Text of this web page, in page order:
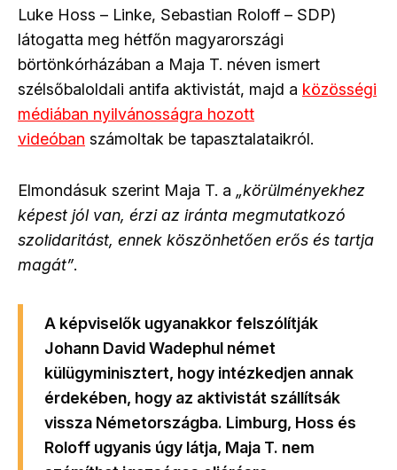
Luke Hoss – Linke, Sebastian Roloff – SDP)
látogatta meg hétfőn magyarországi
börtönkórházában a Maja T. néven ismert
szélsőbaloldali antifa aktivistát, majd a közösségi
médiában nyilvánosságra hozott
videóban számoltak be tapasztalataikról.
Elmondásuk szerint Maja T. a „körülményekhez
képest jól van, érzi az iránta megmutatkozó
szolidaritást, ennek köszönhetően erős és tartja
magát”.
A képviselők ugyanakkor felszólítják
Johann David Wadephul német
külügyminisztert, hogy intézkedjen annak
érdekében, hogy az aktivistát szállítsák
vissza Németországba. Limburg, Hoss és
Roloff ugyanis úgy látja, Maja T. nem